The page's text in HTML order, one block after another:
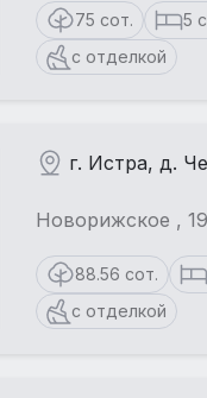
75 сот.
5
с отделкой
г. Истра, д.
Новорижское ,
88.56 сот.
с отделкой